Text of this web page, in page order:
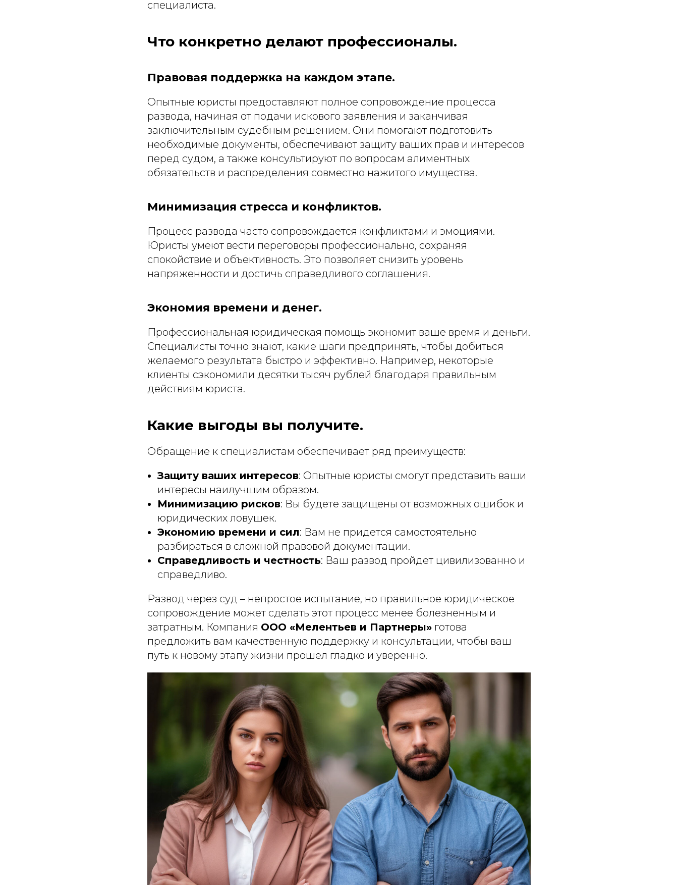
специалиста.
Что конкретно делают профессионалы.
Правовая поддержка на каждом этапе.
Опытные юристы предоставляют полное сопровождение процесса
развода, начиная от подачи искового заявления и заканчивая
заключительным судебным решением. Они помогают подготовить
необходимые документы, обеспечивают защиту ваших прав и интересов
перед судом, а также консультируют по вопросам алиментных
обязательств и распределения совместно нажитого имущества.
Минимизация стресса и конфликтов.
Процесс развода часто сопровождается конфликтами и эмоциями.
Юристы умеют вести переговоры профессионально, сохраняя
спокойствие и объективность. Это позволяет снизить уровень
напряженности и достичь справедливого соглашения.
Экономия времени и денег.
Профессиональная юридическая помощь экономит ваше время и деньги.
Специалисты точно знают, какие шаги предпринять, чтобы добиться
желаемого результата быстро и эффективно. Например, некоторые
клиенты сэкономили десятки тысяч рублей благодаря правильным
действиям юриста.
Какие выгоды вы получите.
Обращение к специалистам обеспечивает ряд преимуществ:
Защиту ваших интересов: Опытные юристы смогут представить ваши
интересы наилучшим образом.
Минимизацию рисков: Вы будете защищены от возможных ошибок и
юридических ловушек.
Экономию времени и сил: Вам не придется самостоятельно
разбираться в сложной правовой документации.
Справедливость и честность: Ваш развод пройдет цивилизованно и
справедливо.
Развод через суд – непростое испытание, но правильное юридическое
сопровождение может сделать этот процесс менее болезненным и
затратным. Компания ООО «Мелентьев и Партнеры» готова
предложить вам качественную поддержку и консультации, чтобы ваш
путь к новому этапу жизни прошел гладко и уверенно.